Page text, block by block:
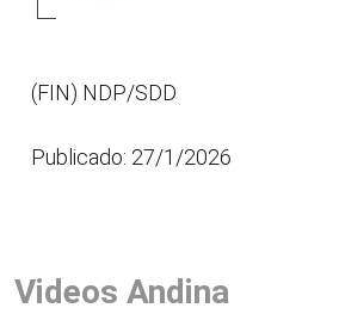
(FIN) NDP/SDD
Publicado: 27/1/2026
Videos Andina